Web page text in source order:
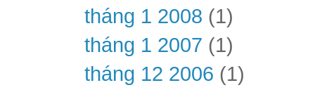
tháng 1 2008 (1)
tháng 1 2007 (1)
tháng 12 2006 (1)